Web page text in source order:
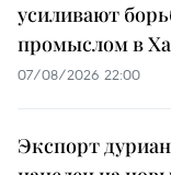
усиливают
промыслом в
07/08/2026 22:00
Экспорт